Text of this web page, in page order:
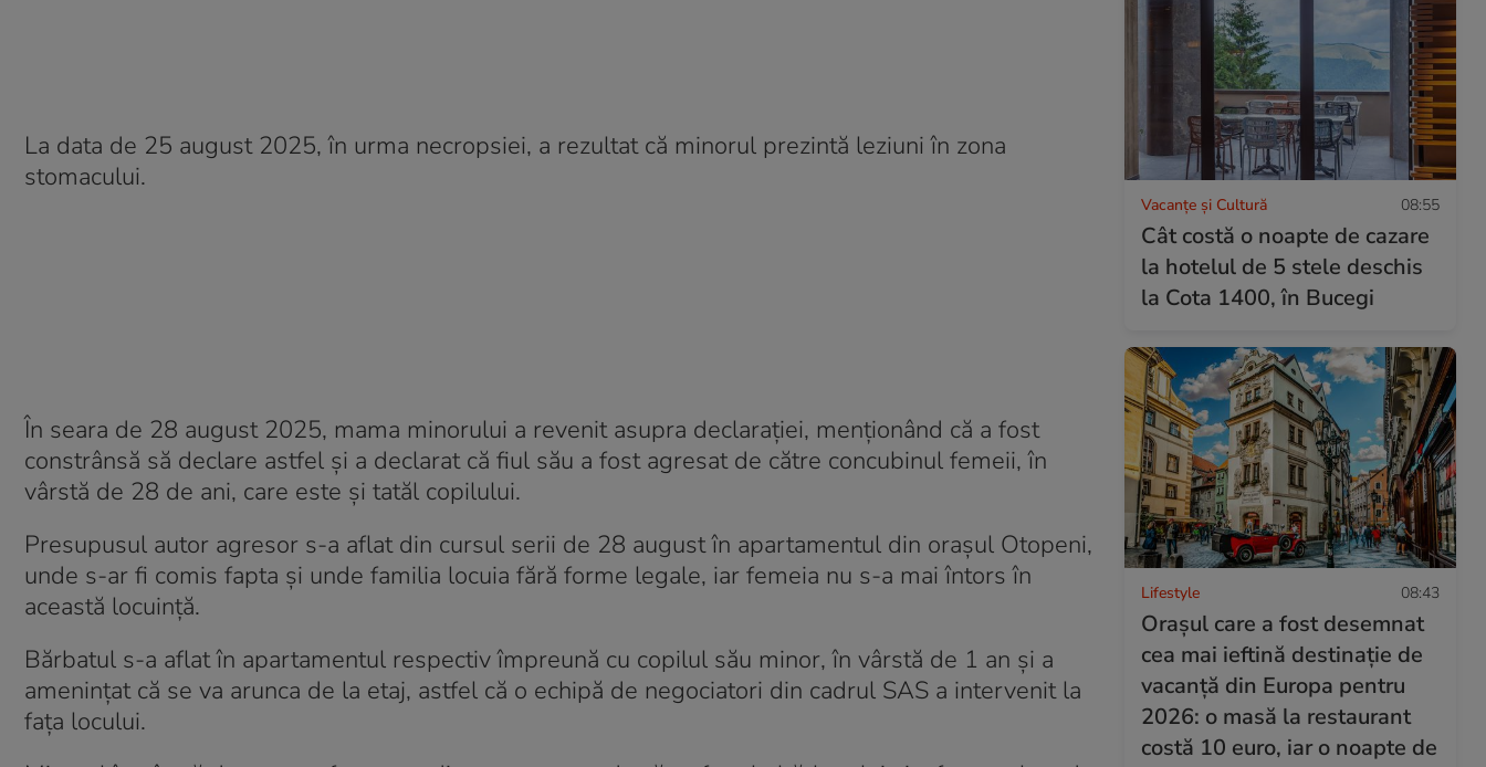
La data de 25 august 2025, în urma necropsiei, a rezultat că minorul prezintă leziuni în zona
stomacului.
În seara de 28 august 2025, mama minorului a revenit asupra declarației, menționând că a fost
constrânsă să declare astfel și a declarat că fiul său a fost agresat de către concubinul femeii, în
vârstă de 28 de ani, care este și tatăl copilului.
Presupusul autor agresor s-a aflat din cursul serii de 28 august în apartamentul din orașul Otopeni,
unde s-ar fi comis fapta și unde familia locuia fără forme legale, iar femeia nu s-a mai întors în
această locuință.
Bărbatul s-a aflat în apartamentul respectiv împreună cu copilul său minor, în vârstă de 1 an și a
amenințat că se va arunca de la etaj, astfel că o echipă de negociatori din cadrul SAS a intervenit la
fața locului.
Vacanțe și Cultură 08:55
Cât costă o noapte de cazare
la hotelul de 5 stele deschis
la Cota 1400, în Bucegi
Lifestyle 08:43
Orașul care a fost desemnat
cea mai ieftină destinație de
vacanță din Europa pentru
2026: o masă la restaurant
costă 10 euro, iar o noapte de